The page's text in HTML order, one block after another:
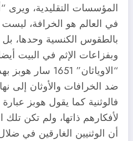
المؤسسات التقليدية،
في العالم هو الخرافة، ليست
بالطقوس الكنسية وحدها، بل
وبفزاعات الإثم في البيت
“الاوياثان” 1651
ضد الخرافات والأوثان إلى
فالوثنية كما يقول هوبز
لأفكارهم ذاتها، ولم تكن تلك
أن الوثنيين الغارقين في